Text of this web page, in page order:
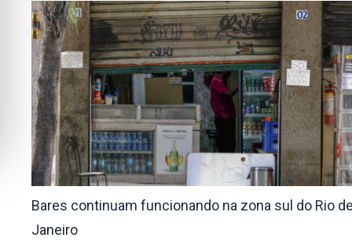
Bares continuam funcionando na zona sul do Rio
Janeiro